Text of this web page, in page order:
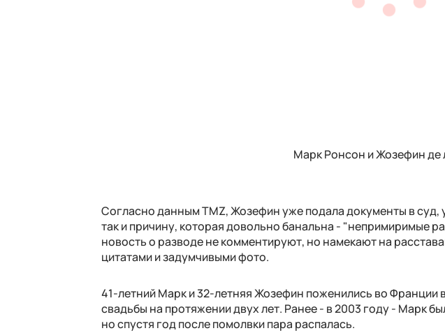
Марк Ронсон и Жозефин де
Согласно данным TMZ, Жозефин уже подала документы в суд,
так и причину, которая довольно банальна - "непримиримые
новость о разводе не комментируют, но намекают на
цитатами и задумчивыми фото.
41-летний Марк и 32-летняя Жозефин поженились во Франции
свадьбы на протяжении двух лет. Ранее - в 2003 году - Марк
но спустя год после помолвки пара распалась.